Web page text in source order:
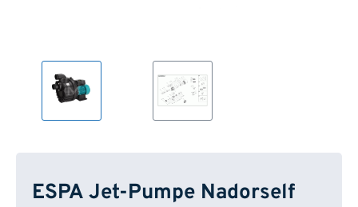
ESPA Jet-Pumpe Nadorself